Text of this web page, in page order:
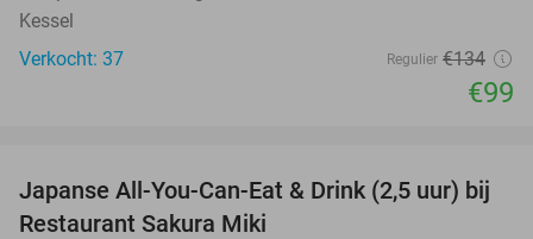
Kessel
Verkocht: 37
Regulier €134
€99
13%
Japanse All-You-Can-Eat & Drink (2,5 uur) bij
Restaurant Sakura Miki